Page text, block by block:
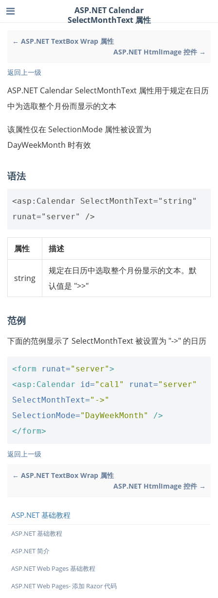
← ASP.NET TextBox Wrap 属性
ASP.NET HtmlImage 控件 →
ASP.NET Calendar
SelectMonthText 属性
返回上一级
ASP.NET Calendar SelectMonthText 属性用于规定在日历
中为选取整个月份而显示的文本
该属性仅在 SelectionMode 属性被设置为
DayWeekMonth 时有效
语法
<asp:Calendar SelectMonthText="string"
属性 描述
string
规定在日历中选取整个月份显示的文本。默
认值是 ">>"
范例
下面的范例显示了 SelectMonthText 被设置为 "->" 的日历
<form runat="server">
<asp:Calendar
id="cal1" runat="server"
SelectMonthText="->"
SelectionMode="DayWeekMonth"
/>
</form>
返回上一级
← ASP.NET TextBox Wrap 属性
ASP.NET HtmlImage 控件 →
ASP.NET 基础教程
ASP.NET 基础教程
ASP.NET 简介
ASP.NET Web Pages 基础教程
ASP.NET Web Pages- 添加 Razor 代码